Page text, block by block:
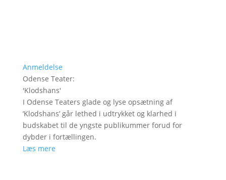
Anmeldelse
Odense Teater:
'Klodshans'
I Odense Teaters glade og lyse opsætning af
’Klodshans’ går lethed i udtrykket og klarhed i
budskabet til de yngste publikummer forud for
dybder i fortællingen.
Læs mere